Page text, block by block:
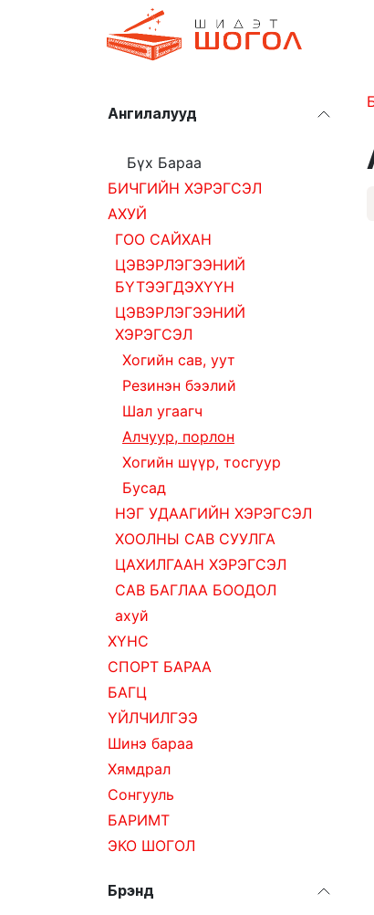
Ангилалууд
Бүх Бараа
БИЧГИЙН ХЭРЭГСЭЛ
АХУЙ
ГОО САЙХАН
ЦЭВЭРЛЭГЭЭНИЙ
БҮТЭЭГДЭХҮҮН
ЦЭВЭРЛЭГЭЭНИЙ
ХЭРЭГСЭЛ
Хогийн сав, уут
Резинэн бээлий
Шал угаагч
Алчуур, порлон
Хогийн шүүр, тосгуур
Бусад
НЭГ УДААГИЙН ХЭРЭГСЭЛ
ХООЛНЫ САВ СУУЛГА
ЦАХИЛГААН ХЭРЭГСЭЛ
САВ БАГЛАА БООДОЛ
ахуй
ХҮНС
СПОРТ БАРАА
БАГЦ
ҮЙЛЧИЛГЭЭ
Шинэ бараа
Хямдрал
Сонгууль
БАРИМТ
ЭКО ШОГОЛ
Брэнд